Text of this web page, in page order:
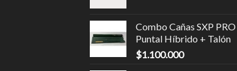
Combo Cañas SXP
Puntal Híbrido + Talón
$1.100.000